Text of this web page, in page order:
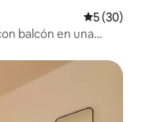
5 (30)
balcón en una